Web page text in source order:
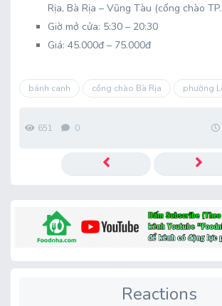
Rịa, Bà Rịa – Vũng Tàu (cổng chào
Giờ mở cửa: 5:30 – 20:30
Giá: 45.000đ – 75.000đ
bánh canh cổng chào Bà Rịa phường
651 0
Reactions